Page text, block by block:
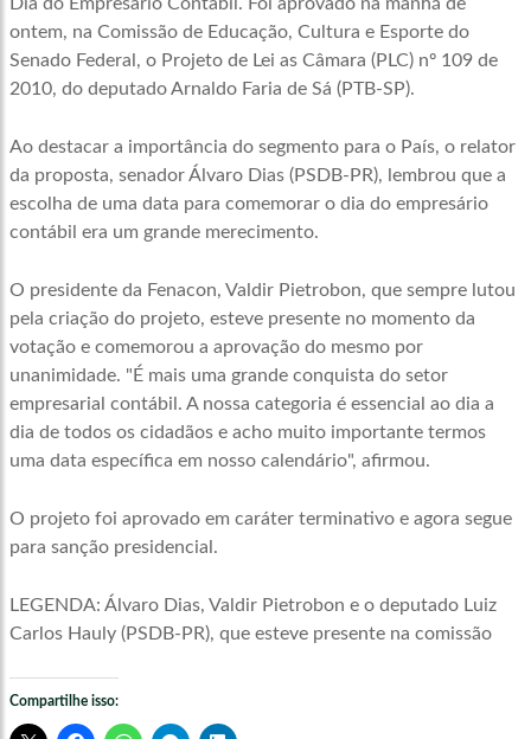
ontem, na Comissão de Educação, Cultura e Esporte do
Senado Federal, o Projeto de Lei as Câmara (PLC) nº 109 de
2010, do deputado Arnaldo Faria de Sá (PTB-SP).
Ao destacar a importância do segmento para o País, o relator
da proposta, senador Álvaro Dias (PSDB-PR), lembrou que a
escolha de uma data para comemorar o dia do empresário
contábil era um grande merecimento.
O presidente da Fenacon, Valdir Pietrobon, que sempre lutou
pela criação do projeto, esteve presente no momento da
votação e comemorou a aprovação do mesmo por
unanimidade. "É mais uma grande conquista do setor
empresarial contábil. A nossa categoria é essencial ao dia a
dia de todos os cidadãos e acho muito importante termos
uma data específica em nosso calendário", afirmou.
O projeto foi aprovado em caráter terminativo e agora segue
para sanção presidencial.
LEGENDA: Álvaro Dias, Valdir Pietrobon e o deputado Luiz
Carlos Hauly (PSDB-PR), que esteve presente na comissão
Compartilhe isso: